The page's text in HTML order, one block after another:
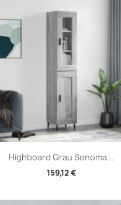
Highboard Grau Sonoma...
159,12 €
Vorschau